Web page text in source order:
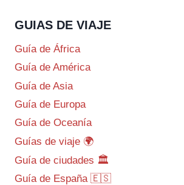
GUIAS DE VIAJE
Guía de África
Guía de América
Guía de Asia
Guía de Europa
Guía de Oceanía
Guías de viaje 🌍
Guía de ciudades 🏛️
Guía de España 🇪🇸